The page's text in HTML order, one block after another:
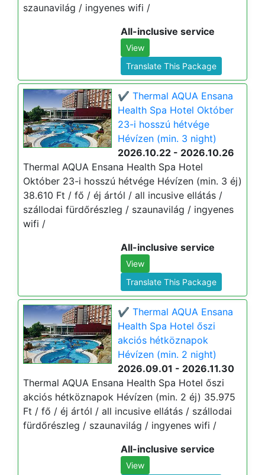
szaunavilág / ingyenes wifi /
All-inclusive service
View
Translate This Package
✔️ Thermal AQUA Ensana
Health Spa Hotel Október
23-i hosszú hétvége
Hévízen (min. 3 night)
2026.10.22 - 2026.10.26
Thermal AQUA Ensana Health Spa Hotel
Október 23-i hosszú hétvége Hévízen (min. 3 éj)
38.610 Ft / fő / éj ártól / all incusive ellátás /
szállodai fürdőrészleg / szaunavilág / ingyenes
wifi /
All-inclusive service
View
Translate This Package
✔️ Thermal AQUA Ensana
Health Spa Hotel őszi
akciós hétköznapok
Hévízen (min. 2 night)
2026.09.01 - 2026.11.30
Thermal AQUA Ensana Health Spa Hotel őszi
akciós hétköznapok Hévízen (min. 2 éj) 35.975
Ft / fő / éj ártól / all incusive ellátás / szállodai
fürdőrészleg / szaunavilág / ingyenes wifi /
All-inclusive service
View